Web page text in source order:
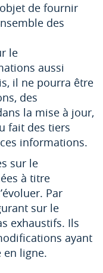
de fournir
des
le
aussi
il ne pourra être
des
la mise à jour,
fait des tiers
informations.
sur le
à titre
Par
sur le
exhaustifs. Ils
ayant
en ligne.